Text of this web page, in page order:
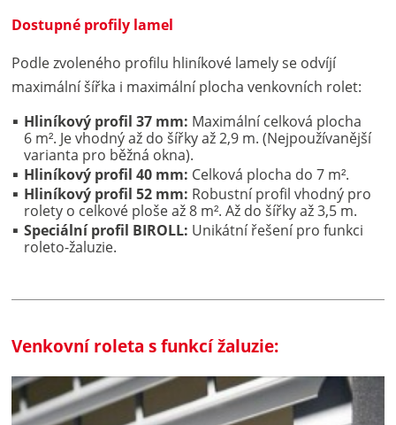
Dostupné profily lamel
Podle zvoleného profilu hliníkové lamely se odvíjí
maximální šířka i maximální plocha venkovních rolet:
Hliníkový profil 37 mm: Maximální celková plocha
6 m². Je vhodný až do šířky až 2,9 m. (Nejpoužívanější
varianta pro běžná okna).
Hliníkový profil 40 mm: Celková plocha do 7 m².
Hliníkový profil 52 mm: Robustní profil vhodný pro
rolety o celkové ploše až 8 m². Až do šířky až 3,5 m.
Speciální profil BIROLL: Unikátní řešení pro funkci
roleto-žaluzie.
Venkovní roleta s funkcí žaluzie: